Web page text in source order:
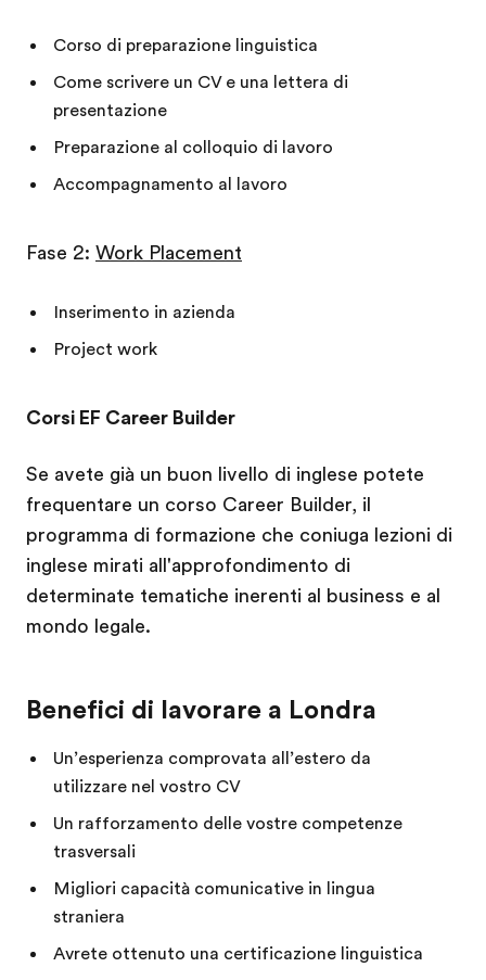
Corso di preparazione linguistica
Come scrivere un CV e una lettera di
presentazione
Preparazione al colloquio di lavoro
Accompagnamento al lavoro
Fase 2: Work Placement
Inserimento in azienda
Project work
Corsi EF Career Builder
Se avete già un buon livello di inglese potete
frequentare un corso Career Builder, il
programma di formazione che coniuga lezioni di
inglese mirati all'approfondimento di
determinate tematiche inerenti al business e al
mondo legale.
Benefici di lavorare a Londra
Un’esperienza comprovata all’estero da
utilizzare nel vostro CV
Un rafforzamento delle vostre competenze
trasversali
Migliori capacità comunicative in lingua
straniera
Avrete ottenuto una certificazione linguistica